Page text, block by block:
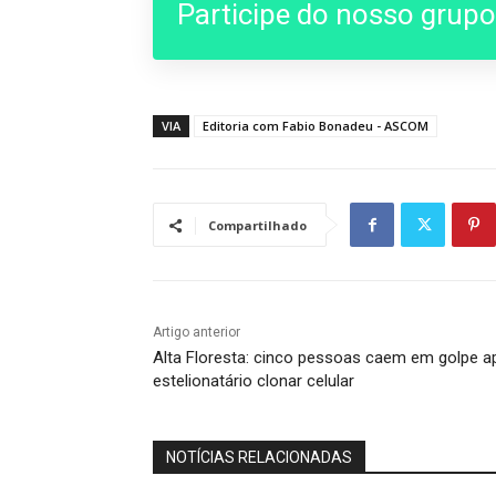
Participe do nosso
VIA Editoria com Fabio Bonadeu - ASCOM
Compartilhado
Artigo anterior
Alta Floresta: cinco pessoas caem em golpe
estelionatário clonar celular
NOTÍCIAS RELACIONADAS